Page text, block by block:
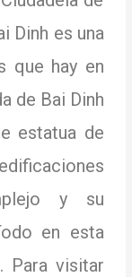
Dinh es una
que hay en
de Bai Dinh
estatua de
y su
en esta
Para visitar